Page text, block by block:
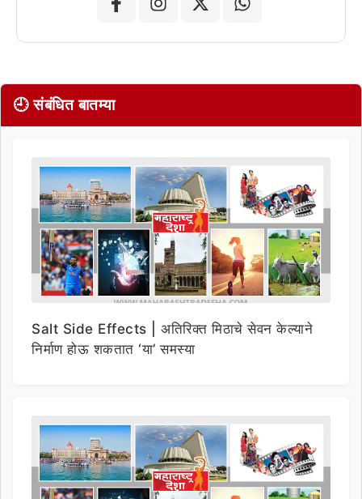
🕘 संबंधित बातम्या
Salt Side Effects | अतिरिक्त मिठाचे सेवन केल्याने
निर्माण होऊ शकतात ‘या’ समस्या